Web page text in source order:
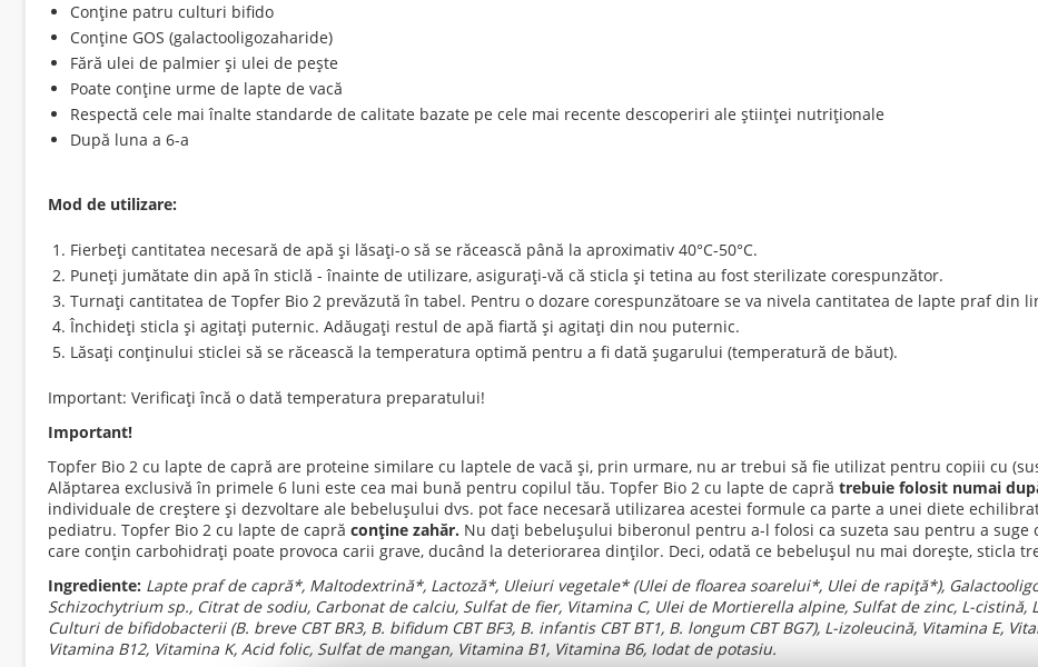
Conține patru culturi bifido
Conține GOS (galactooligozaharide)
Fără ulei de palmier și ulei de pește
Poate conține urme de lapte de vacă
Respectă cele mai înalte standarde de calitate bazate pe cele mai recente descoperiri ale științei nutriționale
După luna a 6-a
Mod de utilizare:
Fierbeți cantitatea necesară de apă și lăsați-o să se răcească până la aproximativ 40°C-50°C.
Puneți jumătate din apă în sticlă - înainte de utilizare, asigurați-vă că sticla și tetina au fost sterilizate corespunzător.
Turnați cantitatea de Topfer Bio 2 prevăzută în tabel. Pentru o dozare corespunzătoare se va nivela cantitatea de lapte praf din
Închideți sticla și agitați puternic. Adăugați restul de apă fiartă și agitați din nou puternic.
Lăsați conținului sticlei să se răcească la temperatura optimă pentru a fi dată șugarului (temperatură de băut).
Important: Verificați încă o dată temperatura preparatului!
Important!
Topfer Bio 2 cu lapte de capră are proteine similare cu laptele de vacă și, prin urmare, nu ar trebui să fie utilizat pentru copiii cu
Alăptarea exclusivă în primele 6 luni este cea mai bună pentru copilul tău. Topfer Bio 2 cu lapte de capră trebuie folosit numai
individuale de creștere și dezvoltare ale bebelușului dvs. pot face necesară utilizarea acestei formule ca parte a unei diete
pediatru. Topfer Bio 2 cu lapte de capră conține zahăr. Nu dați bebelușului biberonul pentru a-l folosi ca suzeta sau pentru a
care conțin carbohidrați poate provoca carii grave, ducând la deteriorarea dinților. Deci, odată ce bebelușul nu mai dorește, sticla
Ingrediente: Lapte praf de capră*, Maltodextrină*, Lactoză*, Uleiuri vegetale* (Ulei de floarea soarelui*, Ulei de rapiță*),
Schizochytrium sp., Citrat de sodiu, Carbonat de calciu, Sulfat de fier, Vitamina C, Ulei de Mortierella alpine, Sulfat de zinc, L-
Culturi de bifidobacterii (B. breve CBT BR3, B. bifidum CBT BF3, B. infantis CBT BT1, B. longum CBT BG7), L-izoleucină, Vitamina E,
Vitamina B12, Vitamina K, Acid folic, Sulfat de mangan, Vitamina B1, Vitamina B6, Iodat de potasiu.